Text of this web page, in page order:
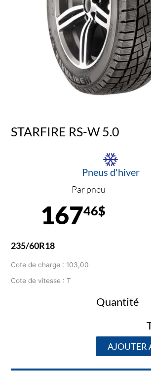
STARFIRE RS-W 5.0
Pneus d'hiver
Par pneu
16746$
235/60R18
Cote de charge : 103,00
Cote de vitesse : T
Quantité
AJOUTER